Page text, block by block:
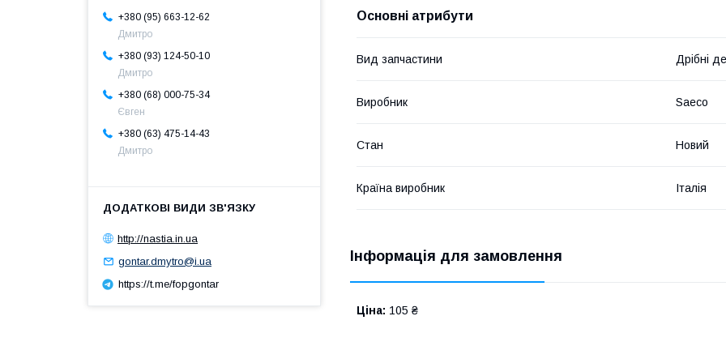
Основні атрибути
Вид запчастини Дрібні
Виробник Saeco
Стан Новий
Країна виробник Італія
Інформація для замовлення
Ціна: 105 ₴
+380 (95) 663-12-62
Дмитро
+380 (93) 124-50-10
Дмитро
+380 (68) 000-75-34
Євген
+380 (63) 475-14-43
Дмитро
http://nastia.in.ua
gontar.dmytro@i.ua
https://t.me/fopgontar